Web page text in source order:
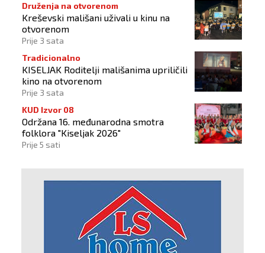
Druženja na otvorenom
Kreševski mališani uživali u kinu na
otvorenom
Prije 3 sata
Tradicionalno
KISELJAK Roditelji mališanima upriličili
kino na otvorenom
Prije 3 sata
KUD Izvor 08
Održana 16. međunarodna smotra
folklora "Kiseljak 2026"
Prije 5 sati